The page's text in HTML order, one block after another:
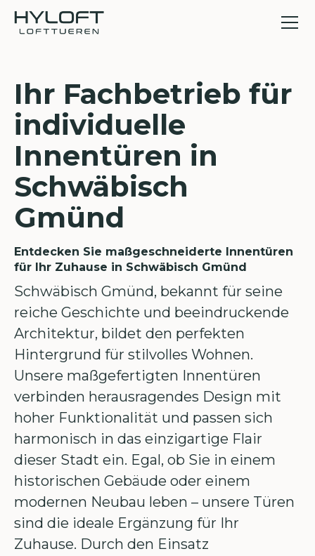
Ihr Fachbetrieb für
individuelle
Innentüren in
Schwäbisch
Gmünd
Entdecken Sie maßgeschneiderte Innentüren
für Ihr Zuhause in Schwäbisch Gmünd
Schwäbisch Gmünd, bekannt für seine
reiche Geschichte und beeindruckende
Architektur, bildet den perfekten
Hintergrund für stilvolles Wohnen.
Unsere maßgefertigten Innentüren
verbinden herausragendes Design mit
hoher Funktionalität und passen sich
harmonisch in das einzigartige Flair
dieser Stadt ein. Egal, ob Sie in einem
historischen Gebäude oder einem
modernen Neubau leben – unsere Türen
sind die ideale Ergänzung für Ihr
Zuhause. Durch den Einsatz